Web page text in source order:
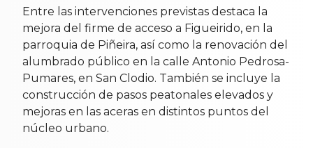
Entre las intervenciones previstas destaca la
mejora del firme de acceso a Figueirido, en la
parroquia de Piñeira, así como la renovación del
alumbrado público en la calle Antonio Pedrosa-
Pumares, en San Clodio. También se incluye la
construcción de pasos peatonales elevados y
mejoras en las aceras en distintos puntos del
núcleo urbano.